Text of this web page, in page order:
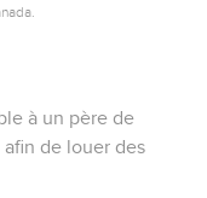
à un père de
de louer des